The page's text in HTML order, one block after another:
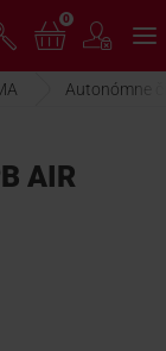
0
Autonómne
AIR